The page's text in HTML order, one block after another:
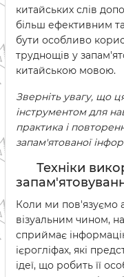
китайських слів
більш ефективним
бути особливо
труднощів у
китайською мовою.
Зверніть увагу, що
інструментом для
практика і
запам'ятованої
Техніки
Коли ми пов'язуємо
візуальним чином,
сприймає
ієрогліфах, які
ідеї, що робить її